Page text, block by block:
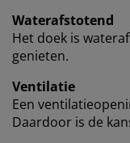
Waterafstotend
Het doek is
genieten.
Ventilatie
Een
Daardoor is de